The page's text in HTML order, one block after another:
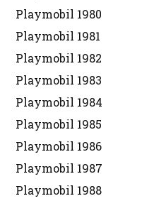
Playmobil 1980
Playmobil 1981
Playmobil 1982
Playmobil 1983
Playmobil 1984
Playmobil 1985
Playmobil 1986
Playmobil 1987
Playmobil 1988